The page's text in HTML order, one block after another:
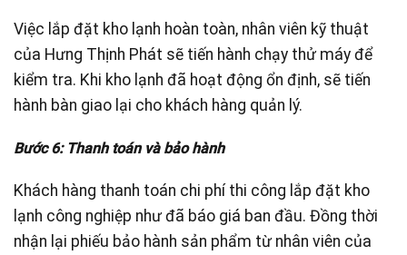
Việc lắp đặt kho lạnh hoàn toàn, nhân viên kỹ thuật
của Hưng Thịnh Phát sẽ tiến hành chạy thử máy để
kiểm tra. Khi kho lạnh đã hoạt động ổn định, sẽ tiến
hành bàn giao lại cho khách hàng quản lý.
Bước 6: Thanh toán và bảo hành
Khách hàng thanh toán chi phí thi công lắp đặt kho
lạnh công nghiệp như đã báo giá ban đầu. Đồng thời
nhận lại phiếu bảo hành sản phẩm từ nhân viên của